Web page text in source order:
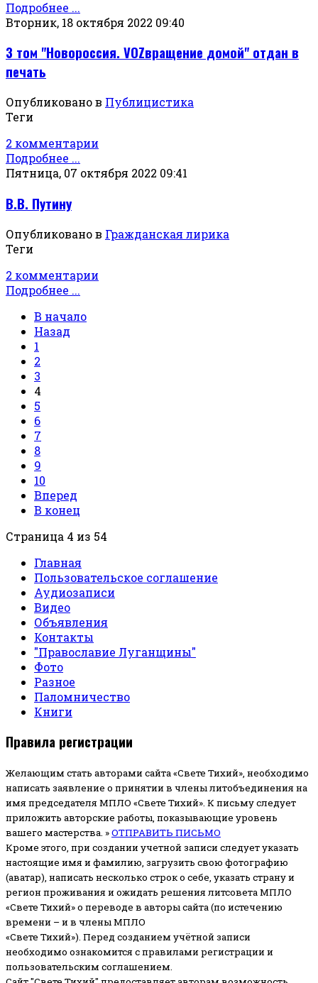
Подробнее ...
Вторник, 18 октября 2022 09:40
3 том "Новороссия. VOZвращение домой" отдан в
печать
Опубликовано в Публицистика
Теги
2 комментарии
Подробнее ...
Пятница, 07 октября 2022 09:41
В.В. Путину
Опубликовано в Гражданская лирика
Теги
2 комментарии
Подробнее ...
В начало
Назад
1
2
3
4
5
6
7
8
9
10
Вперед
В конец
Страница 4 из 54
Главная
Пользовательское соглашение
Аудиозаписи
Видео
Объявления
Контакты
"Православие Луганщины"
Фото
Разное
Паломничество
Книги
Правила регистрации
Желающим стать авторами сайта «Свете Тихий», необходимо
написать заявление о принятии в члены литобъединения на
имя председателя МПЛО «Свете Тихий». К письму следует
приложить авторские работы, показывающие уровень
вашего мастерства. »ОТПРАВИТЬ ПИСЬМО
Кроме этого, при создании учетной записи следует указать
настоящие имя и фамилию, загрузить свою фотографию
(аватар), написать несколько строк о себе, указать страну и
регион проживания и ожидать решения литсовета МПЛО
«Свете Тихий» о переводе в авторы сайта (по истечению
времени – и в члены МПЛО
«Свете Тихий»). Перед созданием учётной записи
необходимо ознакомится с правилами регистрации и
пользовательским соглашением.